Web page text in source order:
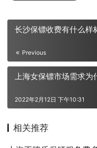
长沙保镖收费有什么样
Previous
上海女保镖市场需求为
2022年2月12日 下午10:31
相关推荐